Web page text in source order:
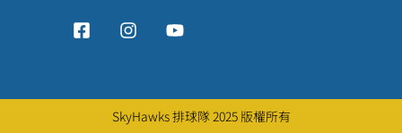
SkyHawks 排球隊 2025 版權所有